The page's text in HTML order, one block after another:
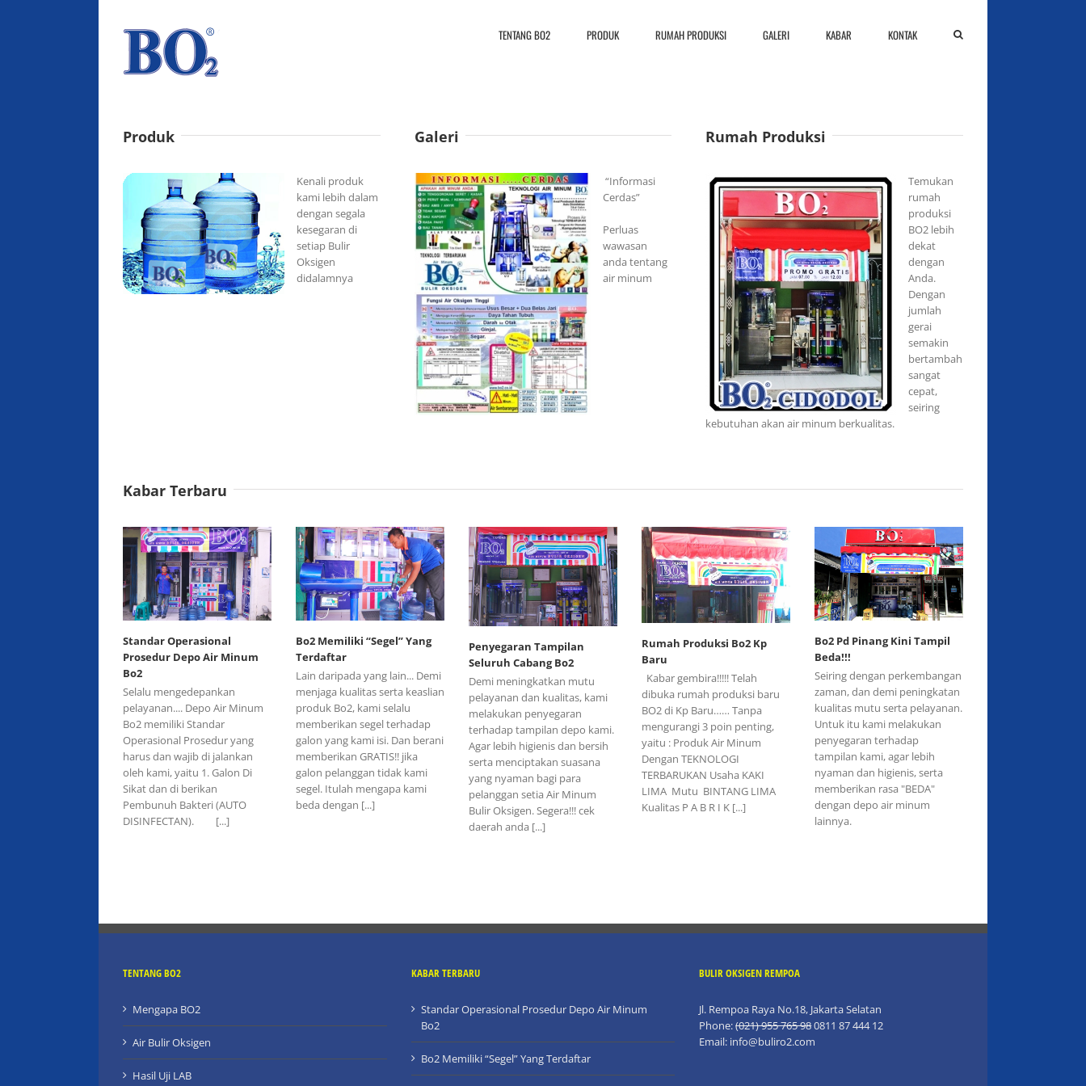
TENTANG BO2 PRODUK RUMAH PRODUKSI GALERI KABAR KONTAK
Produk
Kenali produk
kami lebih dalam
dengan segala
kesegaran di
setiap Bulir
Oksigen
didalamnya
Galeri
“Informasi
Cerdas”
Perluas
wawasan
anda tentang
air minum
Rumah Produksi
Temukan
rumah
produksi
BO2 lebih
dekat
dengan
Anda.
Dengan
jumlah
gerai
semakin
bertambah
sangat
cepat,
seiring
kebutuhan akan air minum berkualitas.
Kabar Terbaru
Standar Operasional
Prosedur Depo Air Minum
Bo2
Selalu mengedepankan
pelayanan.... Depo Air Minum
Bo2 memiliki Standar
Operasional Prosedur yang
harus dan wajib di jalankan
oleh kami, yaitu 1. Galon Di
Sikat dan di berikan
Pembunuh Bakteri (AUTO
DISINFECTAN). [...]
Bo2 Memiliki “Segel” Yang
Terdaftar
Lain daripada yang lain... Demi
menjaga kualitas serta keaslian
produk Bo2, kami selalu
memberikan segel terhadap
galon yang kami isi. Dan berani
memberikan GRATIS!! jika
galon pelanggan tidak kami
segel. Itulah mengapa kami
beda dengan [...]
Penyegaran Tampilan
Seluruh Cabang Bo2
Demi meningkatkan mutu
pelayanan dan kualitas, kami
melakukan penyegaran
terhadap tampilan depo kami.
Agar lebih higienis dan bersih
serta menciptakan suasana
yang nyaman bagi para
pelanggan setia Air Minum
Bulir Oksigen. Segera!!! cek
daerah anda [...]
Rumah Produksi Bo2 Kp
Baru
Kabar gembira!!!!! Telah
dibuka rumah produksi baru
BO2 di Kp Baru…… Tanpa
mengurangi 3 poin penting,
yaitu : Produk Air Minum
Dengan TEKNOLOGI
TERBARUKAN Usaha KAKI
LIMA Mutu BINTANG LIMA
Kualitas P A B R I K [...]
Bo2 Pd Pinang Kini Tampil
Beda!!!
Seiring dengan perkembangan
zaman, dan demi peningkatan
kualitas mutu serta pelayanan.
Untuk itu kami melakukan
penyegaran terhadap
tampilan kami, agar lebih
nyaman dan higienis, serta
memberikan rasa "BEDA"
dengan depo air minum
lainnya.
TENTANG BO2
Mengapa BO2
Air Bulir Oksigen
Hasil Uji LAB
KABAR TERBARU
Standar Operasional Prosedur Depo Air Minum
Bo2
Bo2 Memiliki “Segel” Yang Terdaftar
BULIR OKSIGEN REMPOA
Jl. Rempoa Raya No.18, Jakarta Selatan
Phone:(021) 955 765 980811 87 444 12
Email: info@buliro2.com